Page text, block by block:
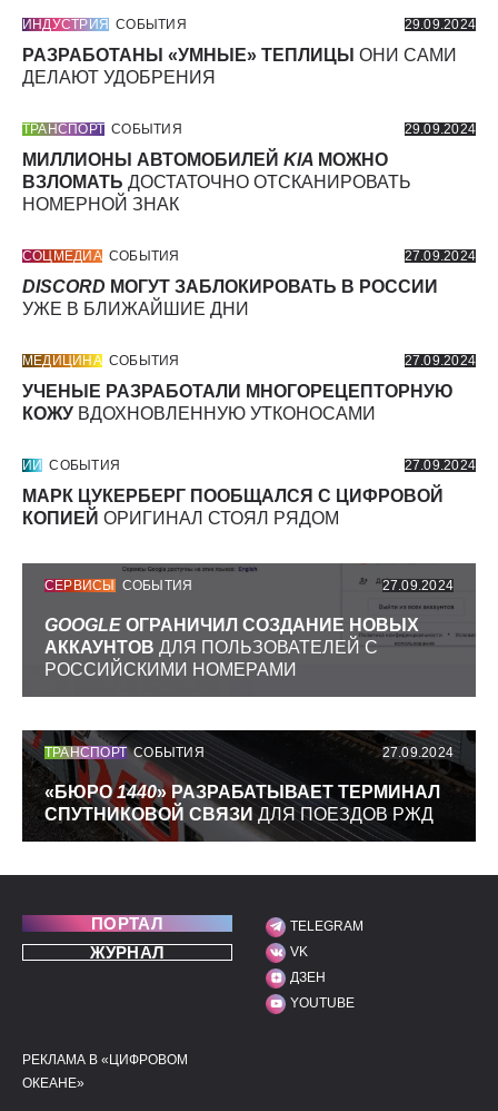
ИНДУСТРИЯ СОБЫТИЯ 29.09.2024
РАЗРАБОТАНЫ «УМНЫЕ» ТЕПЛИЦЫ ОНИ САМИ
ДЕЛАЮТ УДОБРЕНИЯ
ТРАНСПОРТ СОБЫТИЯ 29.09.2024
МИЛЛИОНЫ АВТОМОБИЛЕЙ KIA МОЖНО
ВЗЛОМАТЬ ДОСТАТОЧНО ОТСКАНИРОВАТЬ
НОМЕРНОЙ ЗНАК
СОЦМЕДИА СОБЫТИЯ 27.09.2024
DISCORD МОГУТ ЗАБЛОКИРОВАТЬ В РОССИИ
УЖЕ В БЛИЖАЙШИЕ ДНИ
МЕДИЦИНА СОБЫТИЯ 27.09.2024
УЧЕНЫЕ РАЗРАБОТАЛИ МНОГОРЕЦЕПТОРНУЮ
КОЖУ ВДОХНОВЛЕННУЮ УТКОНОСАМИ
ИИ СОБЫТИЯ 27.09.2024
МАРК ЦУКЕРБЕРГ ПООБЩАЛСЯ С ЦИФРОВОЙ
КОПИЕЙ ОРИГИНАЛ СТОЯЛ РЯДОМ
СЕРВИСЫ СОБЫТИЯ 27.09.2024
GOOGLE ОГРАНИЧИЛ СОЗДАНИЕ НОВЫХ
АККАУНТОВ ДЛЯ ПОЛЬЗОВАТЕЛЕЙ С
РОССИЙСКИМИ НОМЕРАМИ
ТРАНСПОРТ СОБЫТИЯ 27.09.2024
«БЮРО1440» РАЗРАБАТЫВАЕТ ТЕРМИНАЛ
СПУТНИКОВОЙ СВЯЗИ ДЛЯ ПОЕЗДОВ РЖД
ПОРТАЛ
ЖУРНАЛ
МЫ В СОЦИАЛЬНЫХ
TELEGRAM
VK
ДЗЕН
YOUTUBE
ПОЛЕЗНЫЕ ССЫЛКИ
РЕКЛАМА В «ЦИФРОВОМ
ОКЕАНЕ»